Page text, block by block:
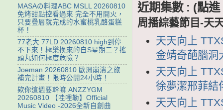
近期集數 : (點
周播綜藝節目-天
天天向上
金靖奇葩腦洞
天天向上
徐夢潔邢菲結
天天向上
MASAの料理ABC MSLL 20260810
免烤甜點控看過來 完全不用開火，
只要疊層就完成的水蜜桃乳酪蛋糕
杯！
77老大 77LD 20260810 high到停
不下來！極樂換來的自S星期二？搖
頭丸如何極度危險？
Joeman 20260810 歐洲崩潰之旅
補完計畫！限時公開24小時！
欸你這週要幹嘛 ANZZYGM
20260810 【哇哩勒】Official
Music Video -2026全新自創曲